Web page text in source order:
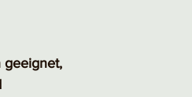
geeignet,